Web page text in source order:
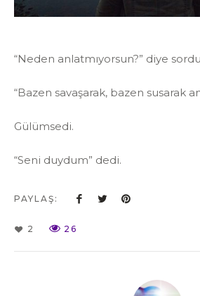
“Neden anlatmıyorsun?” diye
“Bazen savaşarak, bazen susarak
Gülümsedi.
“Seni duydum” dedi.
PAYLAŞ:
2 26